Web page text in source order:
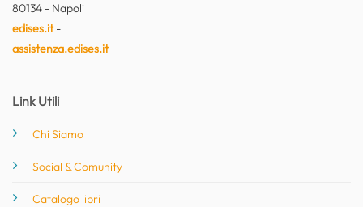
80134 - Napoli
edises.it-
assistenza.edises.it
Link Utili
Chi Siamo
Social & Comunity
Catalogo libri